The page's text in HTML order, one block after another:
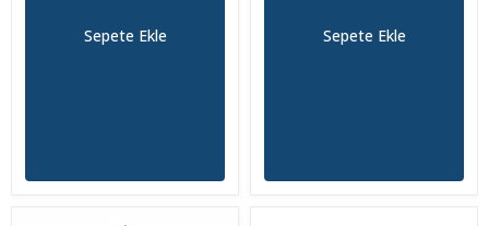
Sepete Ekle Sepete Ekle